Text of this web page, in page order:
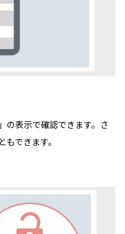
の表示で確認できます。さ
できます。